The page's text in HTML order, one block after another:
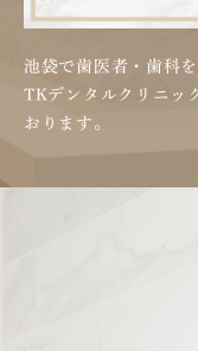
池袋で歯医者・歯科
TKデンタルクリニッ
おります。